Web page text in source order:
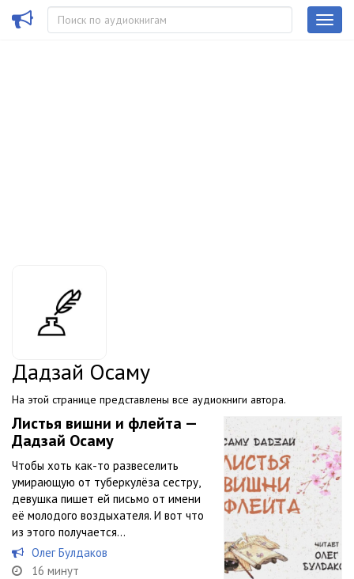
Дадзай Осаму
На этой странице представлены все аудиокниги автора.
Листья вишни и флейта —
Дадзай Осаму
Чтобы хоть как-то развеселить
умирающую от туберкулёза сестру,
девушка пишет ей письмо от имени
её молодого воздыхателя. И вот что
из этого получается…
Олег Булдаков
16 минут